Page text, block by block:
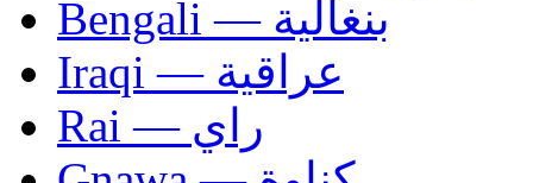
Bengali — بنغالية
Iraqi — عراقية
Rai — راي